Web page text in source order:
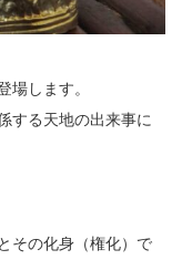
場します。
する天地の出来事に
その化身（権化）で